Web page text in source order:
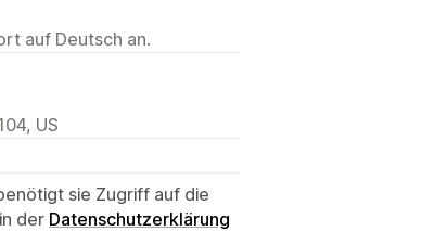
auf Deutsch an.
US
sie Zugriff auf die
der Datenschutzerklärung